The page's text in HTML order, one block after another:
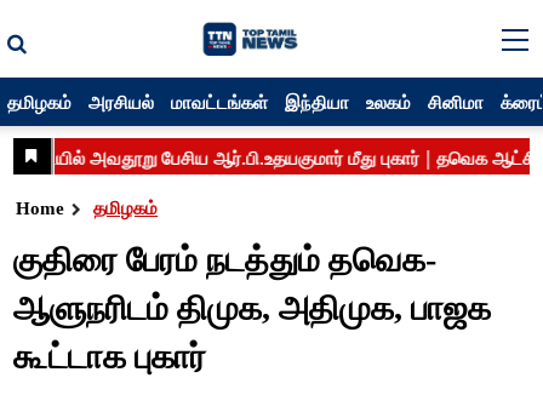
தமிழகம் அரசியல் மாவட்டங்கள் இந்தியா உலகம் சினிமா
Home தமிழகம்
குதிரை பேரம் நடத்தும் தவெக-
ஆளுநரிடம் திமுக, அதிமுக, பாஜக
கூட்டாக புகார்